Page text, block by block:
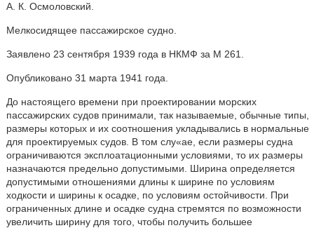
А. К. Осмоловский.
Мелкосидящее пассажирское судно.
Заявлено 23 сентября 1939 года в НКМФ за М 261.
Опубликовано 31 марта 1941 года.
До настоящего времени при проектировании морских
пассажирских судов принимали, так называемые, обычные типы,
размеры которых и их соотношения укладывались в нормальные
для проектируемых судов. В том слу«ае, если размеры судна
ограничиваются эксплоатационными условиями, то их размеры
назначаются предельно допустимыми. Ширина определяется
допустимыми отношениями длины к ширине по условиям
ходкости и ширины к осадке, по условиям остойчивости. При
ограниченных длине и осадке судна стремятся по возможности
увеличить ширину для того, чтобы получить большее